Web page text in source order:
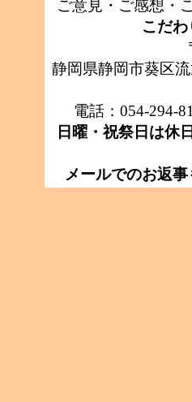
ご意見・ご感想・
こだ
静岡県静岡市葵区
電話：054-
日曜・祝祭日は休
メールでのお返